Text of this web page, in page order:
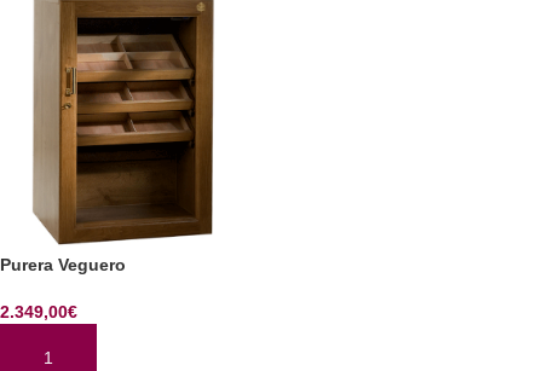
Purera Veguero
2.349,00€